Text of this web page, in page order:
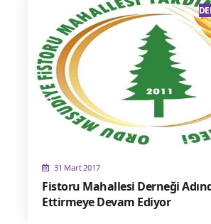
31 Mart 2017
Fistoru Mahallesi Derneği
Ettirmeye Devam Ediyor